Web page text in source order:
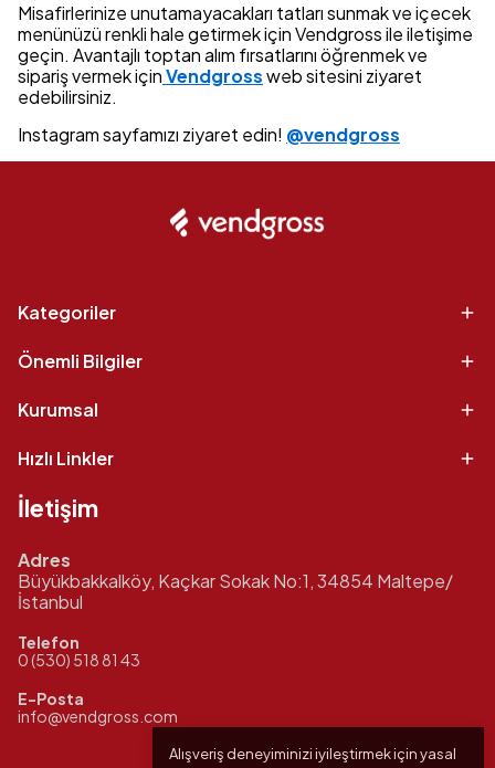
Alışveriş deneyiminizi iyileştirmek için yasal
Misafirlerinize unutamayacakları tatları sunmak ve içecek
menünüzü renkli hale getirmek için Vendgross ile iletişime
geçin. Avantajlı toptan alım fırsatlarını öğrenmek ve
sipariş vermek içinVendgrossweb sitesini ziyaret
edebilirsiniz.
Instagram sayfamızı ziyaret edin! @vendgross
Kategoriler
Önemli Bilgiler
Kurumsal
Hızlı Linkler
İletişim
Adres
Büyükbakkalköy, Kaçkar Sokak No:1, 34854 Maltepe/
İstanbul
Telefon
0 (530) 518 81 43
E-Posta
info@vendgross.com